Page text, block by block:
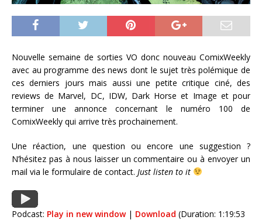
Nouvelle semaine de sorties VO donc nouveau ComixWeekly
avec au programme des news dont le sujet très polémique de
ces derniers jours mais aussi une petite critique ciné, des
reviews de Marvel, DC, IDW, Dark Horse et Image et pour
terminer une annonce concernant le numéro 100 de
ComixWeekly qui arrive très prochainement.
Une réaction, une question ou encore une suggestion ?
N’hésitez pas à nous laisser un commentaire ou à envoyer un
mail via le formulaire de contact. Just listen to it
Podcast: Play in new window| Download (Duration: 1:19:53